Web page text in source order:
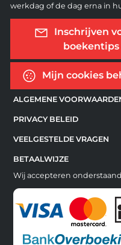
werkdag of de dag erna in
Inschrijven
Mijn cookies
ALGEMENE
PRIVACY BELEID
VEELGESTELDE VRAGEN
BETAALWIJZE
Wij accepteren